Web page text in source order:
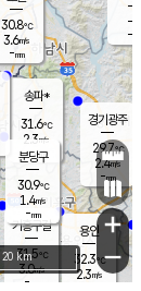
용인
32.3℃
2.3m/s
경기광주
29.7℃
2.4m/s
-mm
-
-m/
-
30.8℃
3.6m/s
-mm
송파*
31.6℃
2.3m/s
-mm
기흥구갈
31.5℃
3.0m/s
-
분당구
30.9℃
1.4m/s
-mm
+
−
20 km